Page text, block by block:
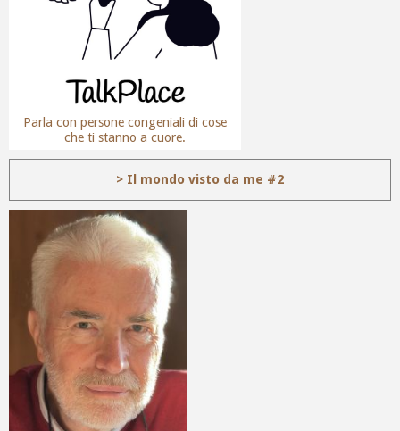
Parla con persone congeniali di cose
che ti stanno a cuore.
> Il mondo visto da me #2